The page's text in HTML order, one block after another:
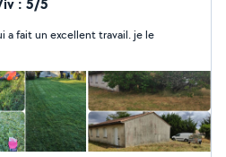
intérieur, montage de
pose de terrasse bois sur
verts (entretien parcs
haies, débroussaillage, petit
arrosage des
du bâtiment (nettoyage
panneaux solaire,
a fait un excellent travail. je le